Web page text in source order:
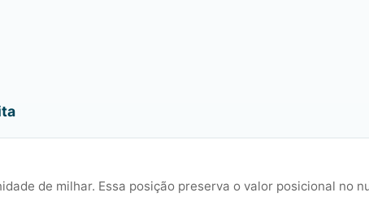
de milhar. Essa posição preserva o valor posicional no